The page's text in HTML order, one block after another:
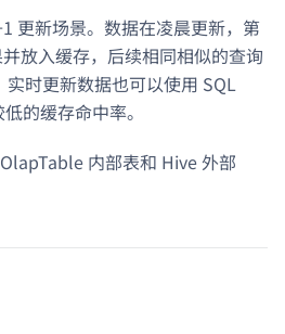
更新场景。数据在凌晨更新，第
放入缓存，后续相同相似的查询
时更新数据也可以使用 SQL
的缓存命中率。
内部表和 Hive 外部